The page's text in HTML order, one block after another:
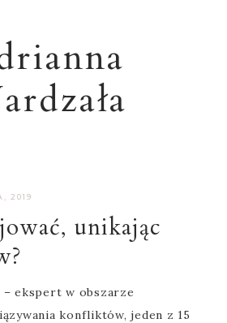
2019
unikając
ekspert w obszarze
konfliktów, jeden z 15